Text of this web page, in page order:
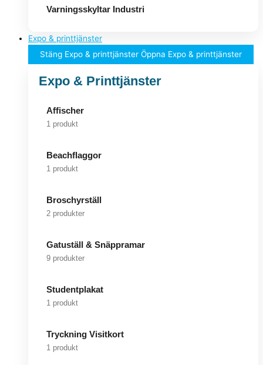
Varningsskyltar Industri
Expo & printtjänster
Stäng Expo & printtjänster Öppna Expo & printtjänster
Expo & Printtjänster
Affischer
1 produkt
Beachflaggor
1 produkt
Broschyrställ
2 produkter
Gatuställ & Snäppramar
9 produkter
Studentplakat
1 produkt
Tryckning Visitkort
1 produkt